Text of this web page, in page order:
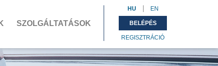
HU EN
BELÉPÉS
REGISZTRÁCIÓ
SZOLGÁLTATÁSOK